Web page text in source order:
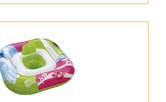
GS gekeurd en getest, EN 13138-3:2014